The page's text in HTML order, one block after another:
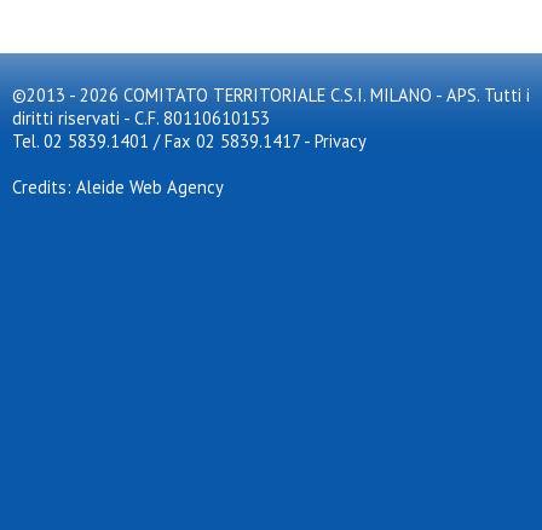
©2013 - 2026 COMITATO TERRITORIALE C.S.I. MILANO - APS. Tutti i
diritti riservati - C.F. 80110610153
Tel. 02 5839.1401 / Fax 02 5839.1417 - Privacy
Credits: Aleide Web Agency